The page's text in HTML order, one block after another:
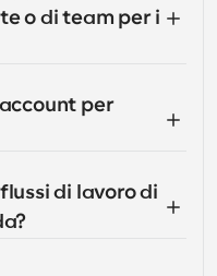
o di team per i
per
di lavoro di